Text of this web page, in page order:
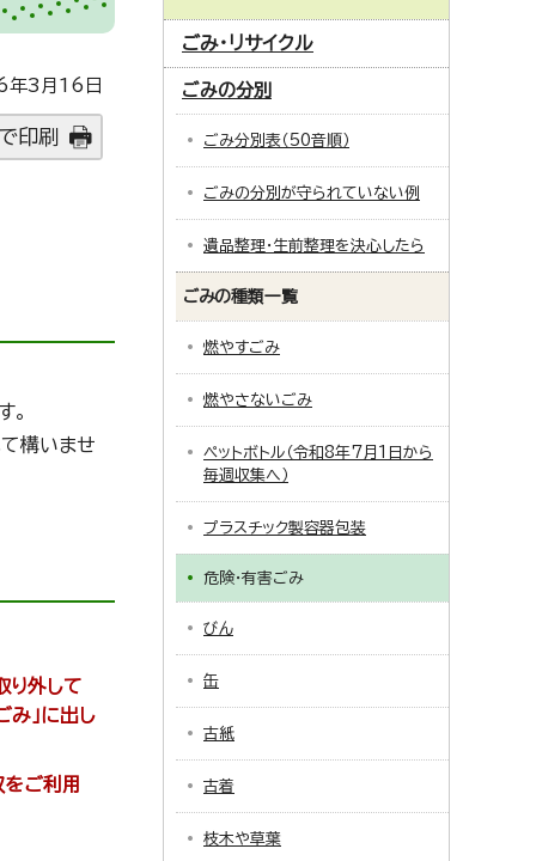
3月16日
印刷
。
構いませ
り外して
み」に出し
をご利用
ごみ・リサイクル
ごみの分別
ごみ分別表（50音順）
ごみの分別が守られていない例
遺品整理・生前整理を決心したら
ごみの種類一覧
燃やすごみ
燃やさないごみ
ペットボトル（令和8年7月1日から
毎週収集へ）
プラスチック製容器包装
危険・有害ごみ
びん
缶
古紙
古着
枝木や草葉